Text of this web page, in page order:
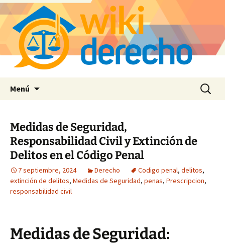
Menú Buscar:
Medidas de Seguridad,
Responsabilidad Civil y Extinción de
Delitos en el Código Penal
7 septiembre, 2024 Derecho Codigo penal, delitos,
extinción de delitos, Medidas de Seguridad, penas, Prescripcion,
responsabilidad civil
Medidas de Seguridad: